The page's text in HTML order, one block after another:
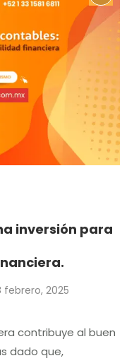
inversión para
febrero, 2025
contribuye al buen
dado que,